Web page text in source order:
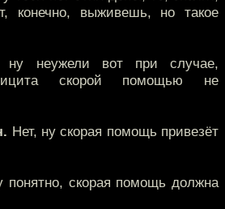
конечно, выживешь, но такое
неужели вот при случае,
скорой помощью не
Нет, ну скорая помощь привезёт
понятно, скорая помощь должна